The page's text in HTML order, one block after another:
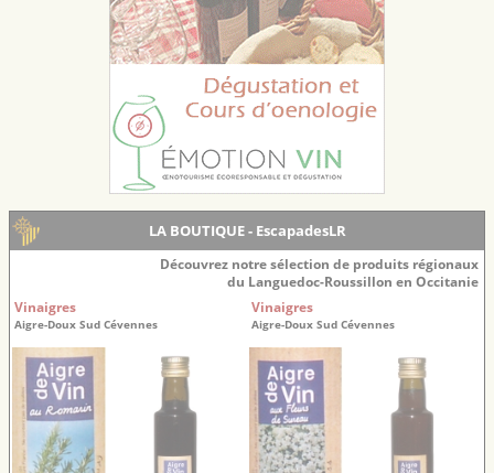
LA BOUTIQUE - EscapadesLR
Découvrez notre sélection de produits régionaux
du Languedoc-Roussillon en Occitanie
Vinaigres
Aigre-Doux Sud Cévennes
Vinaigres
Aigre-Doux Sud Cévennes